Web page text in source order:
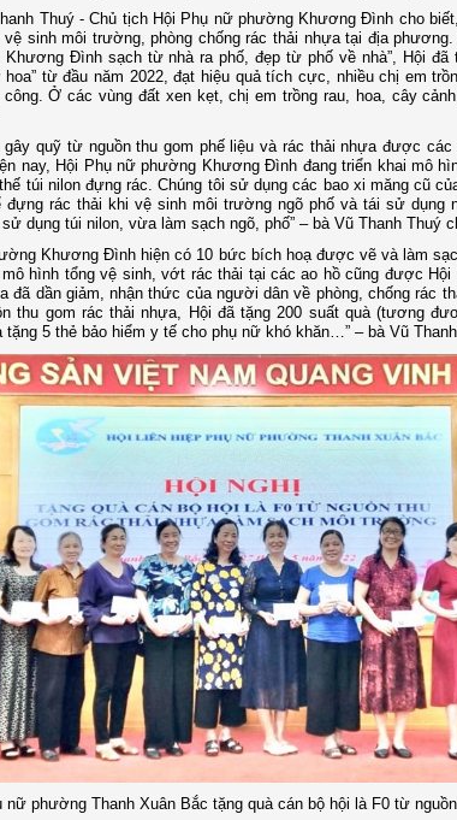
Thuý - Chủ tịch Hội Phụ nữ phường Khương Đình cho
vệ sinh môi trường, phòng chống rác thải nhựa tại địa
Khương Đình sạch từ nhà ra phố, đẹp từ phố về nhà”, Hội đã
hoa” từ đầu năm 2022, đạt hiệu quả tích cực, nhiều chị em
công. Ở các vùng đất xen kẹt, chị em trồng rau, hoa, cây
gây quỹ từ nguồn thu gom phế liệu và rác thải nhựa được
nay, Hội Phụ nữ phường Khương Đình đang triển khai mô
túi nilon đựng rác. Chúng tôi sử dụng các bao xi măng cũ
đựng rác thải khi vệ sinh môi trường ngõ phố và tái sử dụng
sử dụng túi nilon, vừa làm sạch ngõ, phố” – bà Vũ Thanh Thuý
Khương Đình hiện có 10 bức bích hoạ được vẽ và làm
hình tổng vệ sinh, vớt rác thải tại các ao hồ cũng được Hội
đã dần giảm, nhận thức của người dân về phòng, chống rác
thu gom rác thải nhựa, Hội đã tặng 200 suất quà (tương
tặng 5 thẻ bảo hiểm y tế cho phụ nữ khó khăn…” – bà Vũ
nữ phường Thanh Xuân Bắc tặng quà cán bộ hội là F0 từ